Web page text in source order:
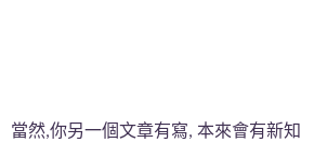
當然,你另一個文章有寫, 本來會有新知